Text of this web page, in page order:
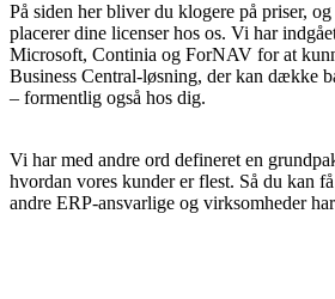
På siden her bliver du klogere på priser,
placerer dine licenser hos os. Vi har
Microsoft, Continia og ForNAV for at
Business Central-løsning, der kan dække
– formentlig også hos dig.
Vi har med andre ord defineret en
hvordan vores kunder er flest. Så du kan
andre ERP-ansvarlige og virksomheder